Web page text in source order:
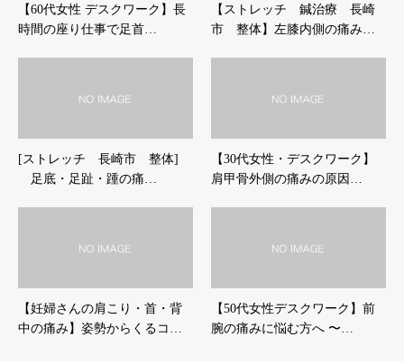
【60代女性 デスクワーク】長
時間の座り仕事で足首…
【ストレッチ 鍼治療 長崎
市 整体】左膝内側の痛み…
[ストレッチ 長崎市 整体]
足底・足趾・踵の痛…
【30代女性・デスクワーク】
肩甲骨外側の痛みの原因…
【妊婦さんの肩こり・首・背
中の痛み】姿勢からくるコ…
【50代女性デスクワーク】前
腕の痛みに悩む方へ 〜…